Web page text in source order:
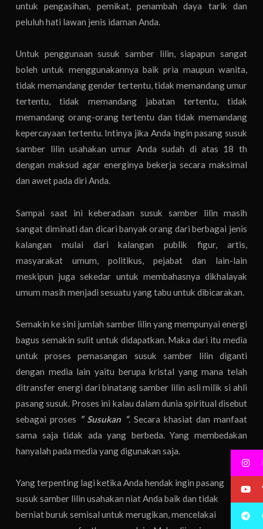
untuk pengasihan, pemikat, penambah daya tarik dan
peluluh hati lawan jenis idaman Anda.
Untuk penggunaan susuk samber lilin, siapapun sangat
boleh untuk menggunakannya baik pria maupun wanita,
tidak memandang gender tertentu, tidak memandang umur
tertentu, tidak memandang jabatan tertentu, tidak
memandang orang-orang tertentu dan tidak memandang
kepercayaan tertentu. Intinya jika Anda ingin pasang susuk
samber lilin usahakan umur Anda sudah di atas 18 th
dengan maksud agar energinya bekerja secara maksimal
dan awet pada diri Anda.
Sampai saat ini keberadaan susuk samber lilin masih
sangat diminati dan dicari banyak orang dari berbagai jenis
kalangan mulai dari kalangan publik figur, artis,
masyarakat umum, politikus, pejabat dan lain-lain
meskipun juga sekedar untuk membahasnya dikhalayak
umum masih menjadi sesuatu yang tabu untuk dibicarakan.
Semakin ke sini jumlah samber lilin yang mempunyai energi
bagus semakin sulit untuk didapatkan. Maka dari itu media
untuk proses pemasangan susuk samber lilin diganti
dengan media lain yaitu berupa kristal yang mana telah
ditransfer energi dari binatang samber lilin asli milik si ahli
pasang susuk. Proses ini kalau dalam dunia spiritual disebut
sebagai proses ” Susukan “. Secara khasiat dan manfaat
sama saja tidak ada yang berbeda. Yang membedakan
hanyalah pada media yang digunakan saja.
Yang terpenting lagi ketika Anda hendak ingin pasang
susuk samber lilin usahakan niat Anda baik dan tidak
berniat buruk semisal untuk merugikan, mencelakai